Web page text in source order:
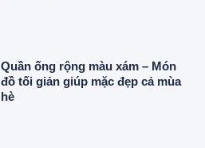
Quần ống rộng màu xám – Món
đồ tối giản giúp mặc đẹp cả mùa
hè